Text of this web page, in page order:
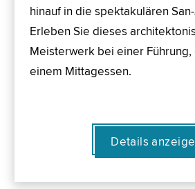
hinauf in die spektakulären
Erleben Sie dieses
Meisterwerk bei einer
einem Mittagessen.
Details